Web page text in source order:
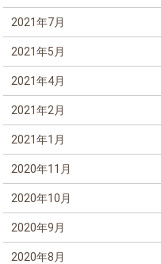
2021年7月
2021年5月
2021年4月
2021年2月
2021年1月
2020年11月
2020年10月
2020年9月
2020年8月